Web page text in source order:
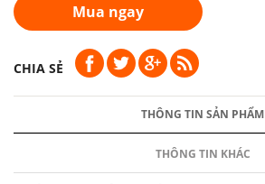
Mua ngay
CHIA SẺ
THÔNG TIN SẢN PHẨM
THÔNG TIN KHÁC